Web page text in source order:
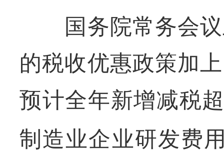
国务院常务会议
的税收优惠政策加
预计全年新增减税
制造业企业研发费